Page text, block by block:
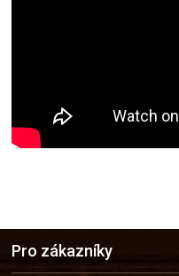
Pro zákazníky